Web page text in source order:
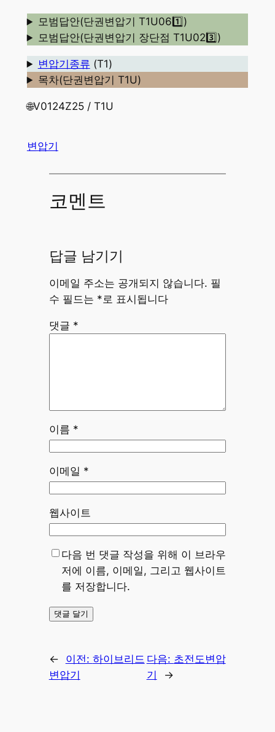
모범답안(단권변압기 T1U061️⃣)
모범답안(단권변압기 장단점 T1U023️⃣)
변압기종류 (T1)
목차(단권변압기 T1U)
🌐V0124Z25 / T1U
변압기
코멘트
답글 남기기
이메일 주소는 공개되지 않습니다. 필
수 필드는 *로 표시됩니다
댓글 *
이름 *
이메일 *
웹사이트
다음 번 댓글 작성을 위해 이 브라우
저에 이름, 이메일, 그리고 웹사이트
를 저장합니다.
← 이전: 하이브리드
변압기
다음: 초전도변압
기
→